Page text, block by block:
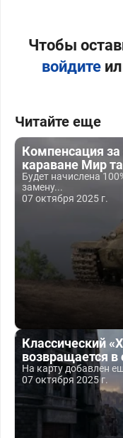
Чтобы
войдите
Читайте еще
Компенсация
караване Мир
Будет начислена
замену...
07 октября 2025 г.
Классический
возвращается в
На карту добавлен
07 октября 2025 г.